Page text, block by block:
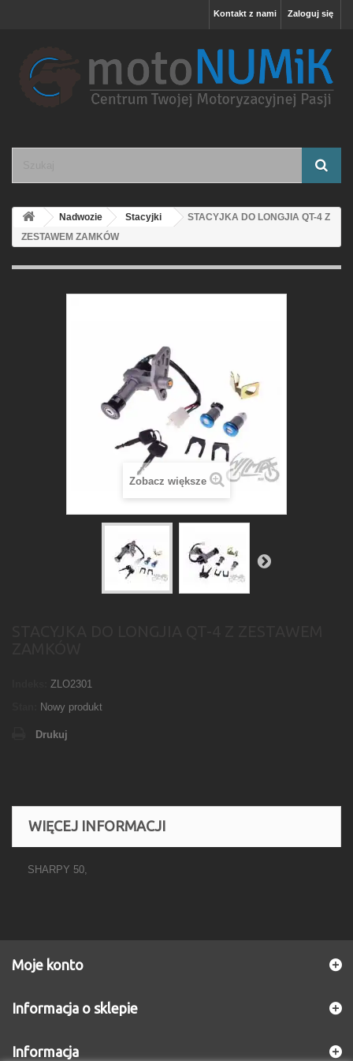
Zaloguj się
Kontakt z nami
Nadwozie Stacyjki
STACYJKA DO LONGJIA QT-4 Z
ZESTAWEM ZAMKÓW
Zobacz większe
ZLO2301
Nowy produkt
Drukuj
WIĘCEJ INFORMACJI
SHARPY 50,
Moje konto
Informacja o sklepie
Informacja